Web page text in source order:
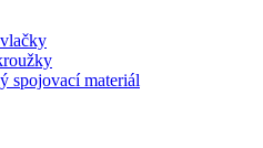
spojovací materiál